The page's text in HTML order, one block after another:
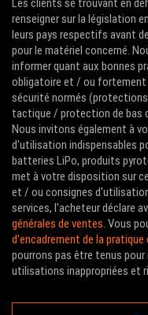
Les clients se trouvant en
renseigner sur la législation
leurs pays respectifs avant
pour le matériel concerné.
informer quant aux bonnes
obligatoire et / ou fortement
sécurité normés
tactique / protection de bas
Nous invitons également à
d'utilisation indispensables
batteries LiPo, produits
met à votre disposition sur
et / ou consignes
services, l'acheteur déclare
générales de ventes. Vous
d'encadrement de la
pourrons pas être tenus
utilisations inappropriées et